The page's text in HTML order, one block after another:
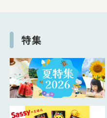
特集